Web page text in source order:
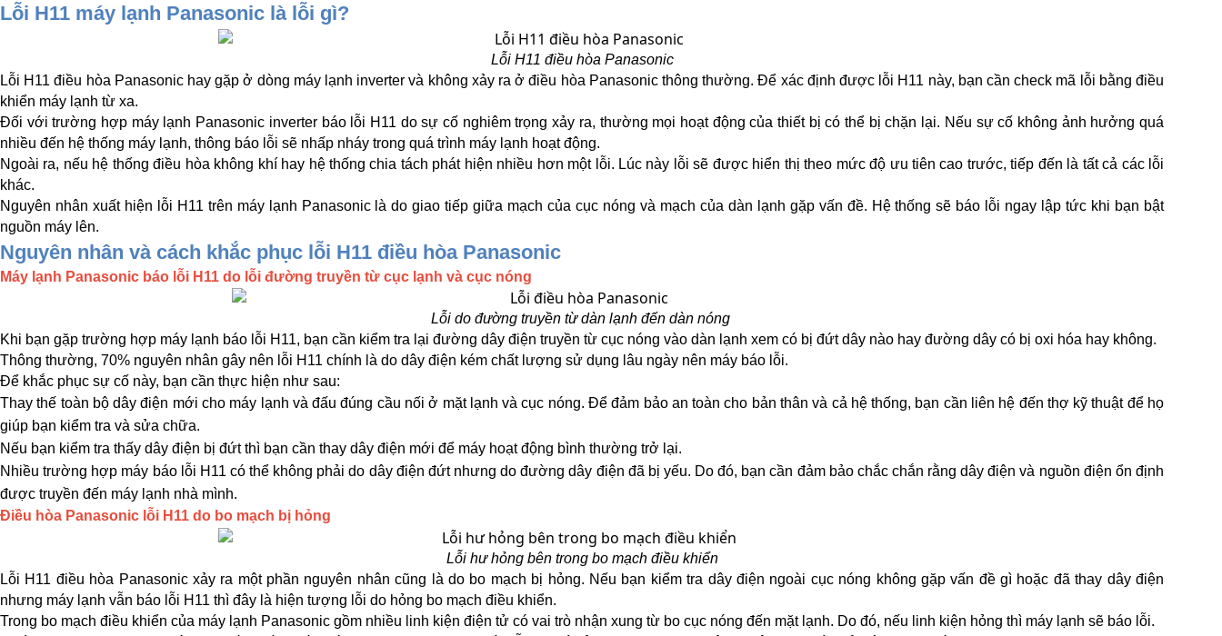
Lỗi H11 máy lạnh Panasonic là lỗi gì?
Lỗi H11 điều hòa Panasonic
Lỗi H11 điều hòa Panasonic hay gặp ở dòng máy lạnh inverter và không xảy ra ở điều hòa Panasonic thông thường. Để xác định được lỗi H11 này, bạn cần check mã lỗi bằng điều
khiển máy lạnh từ xa.
Đối với trường hợp máy lạnh Panasonic inverter báo lỗi H11 do sự cố nghiêm trọng xảy ra, thường mọi hoạt động của thiết bị có thể bị chặn lại. Nếu sự cố không ảnh hưởng quá
nhiều đến hệ thống máy lạnh, thông báo lỗi sẽ nhấp nháy trong quá trình máy lạnh hoạt động.
Ngoài ra, nếu hệ thống điều hòa không khí hay hệ thống chia tách phát hiện nhiều hơn một lỗi. Lúc này lỗi sẽ được hiển thị theo mức độ ưu tiên cao trước, tiếp đến là tất cả các lỗi
khác.
Nguyên nhân xuất hiện lỗi H11 trên máy lạnh Panasonic là do giao tiếp giữa mạch của cục nóng và mạch của dàn lạnh gặp vấn đề. Hệ thống sẽ báo lỗi ngay lập tức khi bạn bật
nguồn máy lên.
Nguyên nhân và cách khắc phục lỗi H11 điều hòa Panasonic
Máy lạnh Panasonic báo lỗi H11 do lỗi đường truyền từ cục lạnh và cục nóng
Lỗi do đường truyền từ dàn lạnh đến dàn nóng
Khi bạn gặp trường hợp máy lạnh báo lỗi H11, bạn cần kiểm tra lại đường dây điện truyền từ cục nóng vào dàn lạnh xem có bị đứt dây nào hay đường dây có bị oxi hóa hay không.
Thông thường, 70% nguyên nhân gây nên lỗi H11 chính là do dây điện kém chất lượng sử dụng lâu ngày nên máy báo lỗi.
Để khắc phục sự cố này, bạn cần thực hiện như sau:
Thay thế toàn bộ dây điện mới cho máy lạnh và đấu đúng cầu nối ở mặt lạnh và cục nóng. Để đảm bảo an toàn cho bản thân và cả hệ thống, bạn cần liên hệ đến thợ kỹ thuật để họ
giúp bạn kiểm tra và sửa chữa.
Nếu bạn kiểm tra thấy dây điện bị đứt thì bạn cần thay dây điện mới để máy hoạt động bình thường trở lại.
Nhiều trường hợp máy báo lỗi H11 có thể không phải do dây điện đứt nhưng do đường dây điện đã bị yếu. Do đó, bạn cần đảm bảo chắc chắn rằng dây điện và nguồn điện ổn định
được truyền đến máy lạnh nhà mình.
Điều hòa Panasonic lỗi H11 do bo mạch bị hỏng
Lỗi hư hỏng bên trong bo mạch điều khiển
Lỗi H11 điều hòa Panasonic xảy ra một phần nguyên nhân cũng là do bo mạch bị hỏng. Nếu bạn kiểm tra dây điện ngoài cục nóng không gặp vấn đề gì hoặc đã thay dây điện
nhưng máy lạnh vẫn báo lỗi H11 thì đây là hiện tượng lỗi do hỏng bo mạch điều khiển.
Trong bo mạch điều khiển của máy lạnh Panasonic gồm nhiều linh kiện điện tử có vai trò nhận xung từ bo cục nóng đến mặt lạnh. Do đó, nếu linh kiện hỏng thì máy lạnh sẽ báo lỗi.